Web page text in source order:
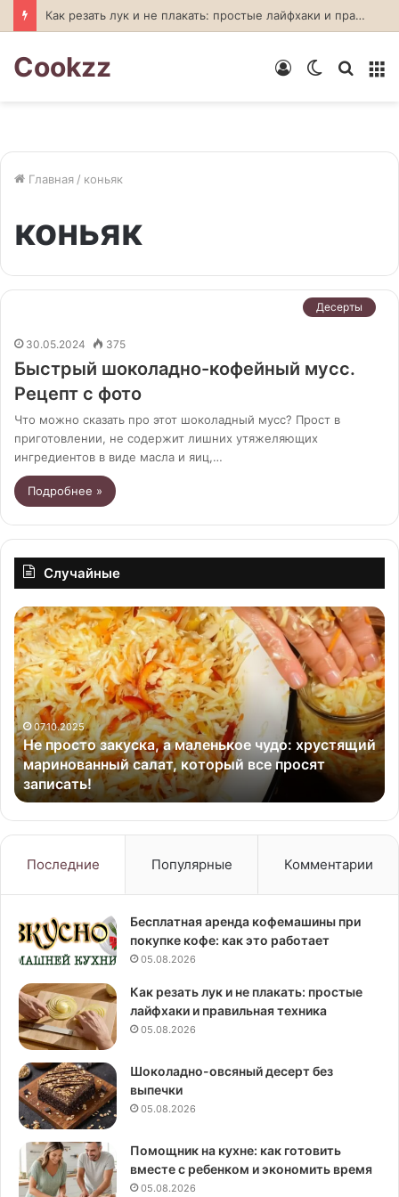
Как резать лук и не плакать: простые лайфхаки и правильная техника
Cookzz
Switch
Войти
Главная / коньяк
коньяк
Десерты
30.05.2024 375
Быстрый шоколадно-кофейный мусс.
Рецепт с фото
Что можно сказать про этот шоколадный мусс? Прост в
приготовлении, не содержит лишних утяжеляющих
ингредиентов в виде масла и яиц,…
Подробнее »
Случайные
Овсяное
печенье
с
бананом
13.06.2025
Овсяное печенье с бананом
Последние Популярные Комментарии
Бесплатная аренда кофемашины при
покупке кофе: как это работает
05.08.2026
Как резать лук и не плакать: простые
лайфхаки и правильная техника
05.08.2026
Шоколадно-овсяный десерт без
выпечки
05.08.2026
Помощник на кухне: как готовить
вместе с ребенком и экономить время
05.08.2026